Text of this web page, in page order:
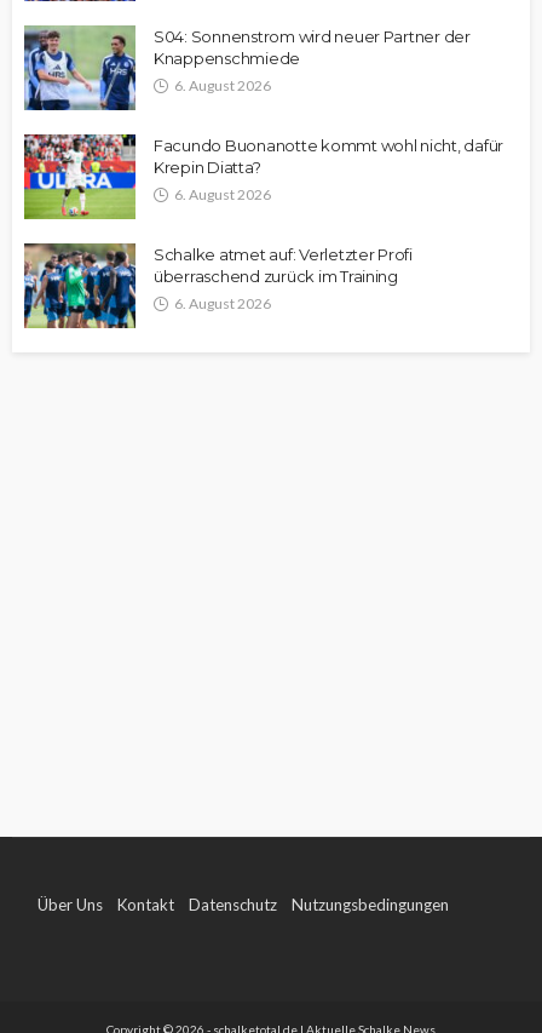
S04: Sonnenstrom wird neuer Partner der
Knappenschmiede
6. August 2026
Facundo Buonanotte kommt wohl nicht, dafür
Krepin Diatta?
6. August 2026
Schalke atmet auf: Verletzter Profi
überraschend zurück im Training
6. August 2026
Über Uns Kontakt Datenschutz Nutzungsbedingungen
Copyright © 2026 - schalketotal.de | Aktuelle Schalke News